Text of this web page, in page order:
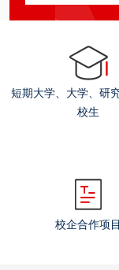
短期大学、大学、研
校生
校企合作项目